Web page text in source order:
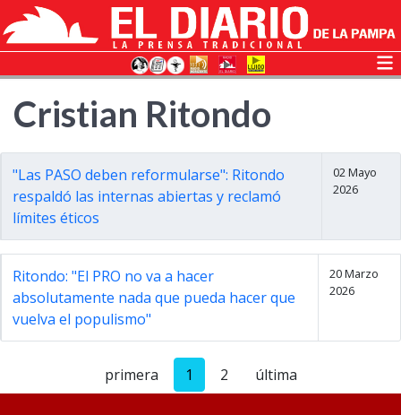
Cristian Ritondo
"Las PASO deben reformularse": Ritondo
respaldó las internas abiertas y reclamó
límites éticos
02 Mayo
2026
Ritondo: "El PRO no va a hacer
absolutamente nada que pueda hacer que
vuelva el populismo"
20 Marzo
2026
primera 1 2 última